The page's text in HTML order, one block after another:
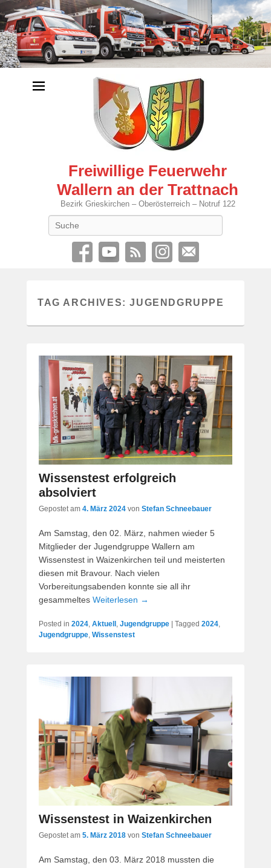
Freiwillige Feuerwehr
Wallern an der Trattnach
Bezirk Grieskirchen – Oberösterreich – Notruf 122
TAG ARCHIVES:JUGENDGRUPPE
Wissenstest erfolgreich
absolviert
Gepostet am 4. März 2024 von Stefan Schneebauer
Am Samstag, den 02. März, nahmen wieder 5
Mitglieder der Jugendgruppe Wallern am
Wissenstest in Waizenkirchen teil und meisterten
diesen mit Bravour. Nach vielen
Vorbereitungsabenden konnte sie all ihr
gesammeltes Weiterlesen →
Posted in 2024, Aktuell , Jugendgruppe Tagged 2024,
Jugendgruppe, Wissenstest
Wissenstest in Waizenkirchen
Gepostet am 5. März 2018 von Stefan Schneebauer
Am Samstag, den 03. März 2018 mussten die